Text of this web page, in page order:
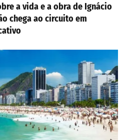
a vida e a obra de Ignácio
chega ao circuito em